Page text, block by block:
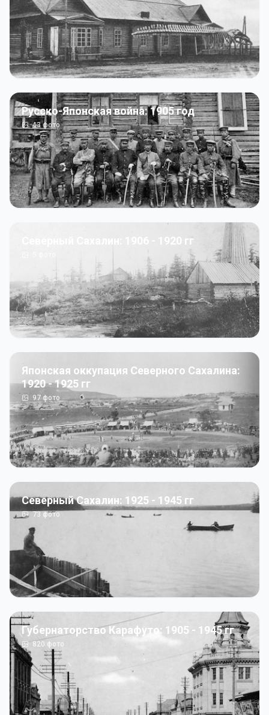
Русско-Японская война: 1905 год
43фото
Северный Сахалин: 1906 - 1920 гг
Японская оккупация Северного Сахалина:
1920 - 1925 гг
97 фото
Северный Сахалин: 1925 - 1945 гг
73фото
Губернаторство Карафуто: 1905 - 1945 гг
820 фото